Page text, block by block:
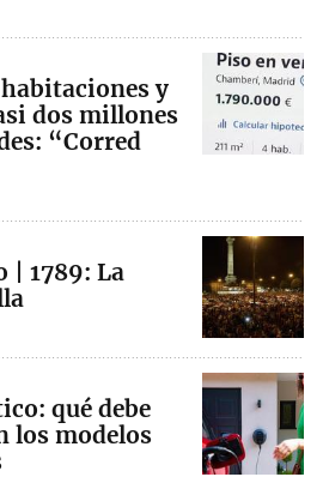
y
dos millones
“Corred
| 1789: La
qué debe
los modelos